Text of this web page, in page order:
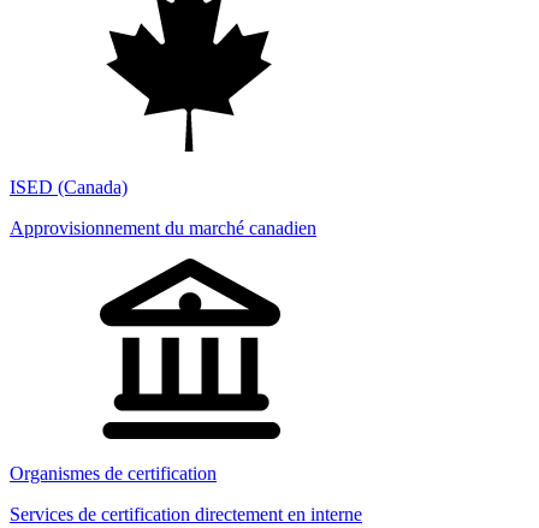
ISED (Canada)
Approvisionnement du marché canadien
Organismes de certification
Services de certification directement en interne